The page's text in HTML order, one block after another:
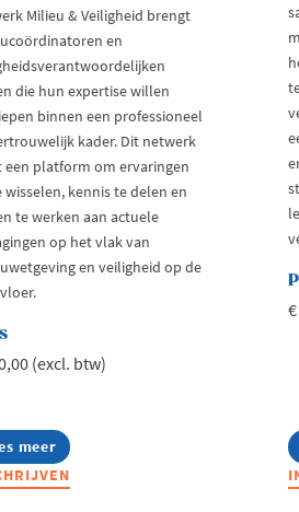
Milieu & Veiligheid brengt
en
die hun expertise willen
binnen een professioneel
kader. Dit netwerk
een platform om ervaringen
wisselen, kennis te delen en
te werken aan actuele
op het vlak van
en veiligheid op de
(excl. btw)
meer